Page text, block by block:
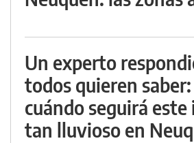
Un experto
todos quieren
cuándo seguirá
tan lluvioso en